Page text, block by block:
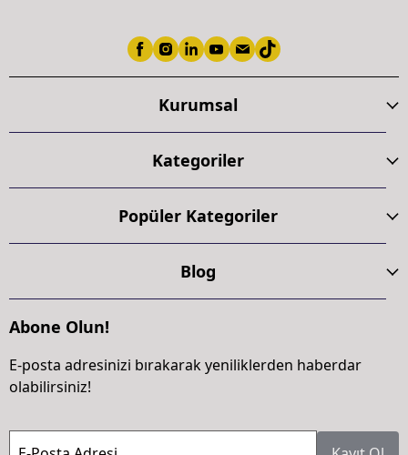
Kurumsal
Kategoriler
Popüler Kategoriler
Blog
Abone Olun!
E-posta adresinizi bırakarak yeniliklerden haberdar
olabilirsiniz!